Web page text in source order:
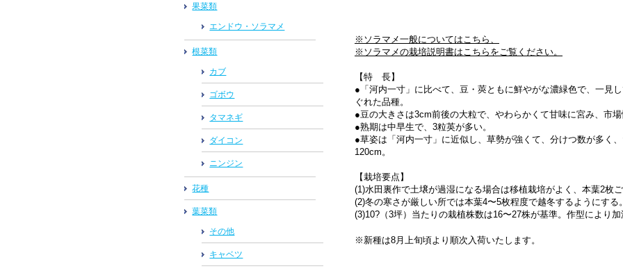
※ソラマメ一般についてはこちら、
※ソラマメの栽培説明書はこちらをご覧ください。
【特 長】
●「河内一寸」に比べて、豆・莢ともに鮮やがな濃緑色で、一見
ぐれた品種。
●豆の大きさは3cm前後の大粒で、やわらかくて甘味に宮み、市
●熟期は中早生で、3粒英が多い。
●草姿は「河内一寸」に近似し、草勢が強くて、分けつ数が多く
120cm。
【栽培要点】
(1)水田裏作で土壌が過湿になる場合は移植栽培がよく、本葉2枚
(2)冬の寒さが厳しい所では本葉4〜5枚程度で越冬するようにする
(3)10?（3坪）当たりの栽植株数は16〜27株が基準。作型により
※新種は8月上旬頃より順次入荷いたします。
果菜類
エンドウ・ソラマメ
根菜類
カブ
ゴボウ
タマネギ
ダイコン
ニンジン
花種
葉菜類
その他
キャベツ